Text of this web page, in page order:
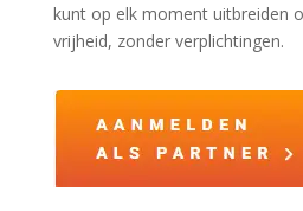
kunt op elk moment uitbreiden
vrijheid, zonder verplichtingen.